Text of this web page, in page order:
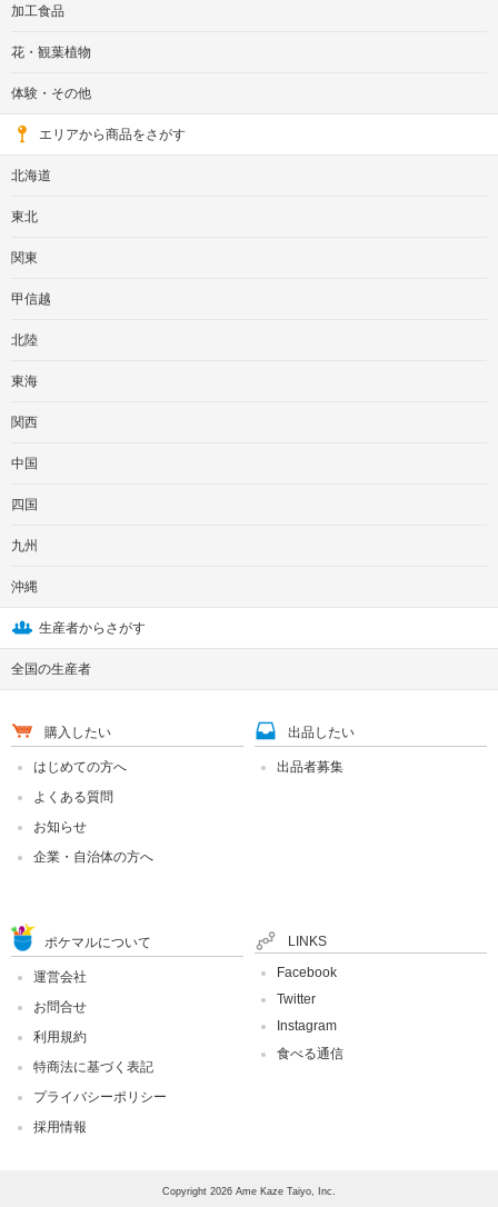
加工食品
花・観葉植物
体験・その他
エリアから商品をさがす
北海道
東北
関東
甲信越
北陸
東海
関西
中国
四国
九州
沖縄
生産者からさがす
全国の生産者
購入したい
はじめての方へ
よくある質問
お知らせ
企業・自治体の方へ
出品したい
出品者募集
ポケマルについて
運営会社
お問合せ
利用規約
特商法に基づく表記
プライバシーポリシー
採用情報
LINKS
Facebook
Twitter
Instagram
食べる通信
Copyright 2026 Ame Kaze Taiyo, Inc.